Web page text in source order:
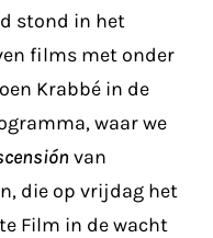
stond in het
films met onder
Krabbé in de
waar we
van
die op vrijdag het
Film in de wacht